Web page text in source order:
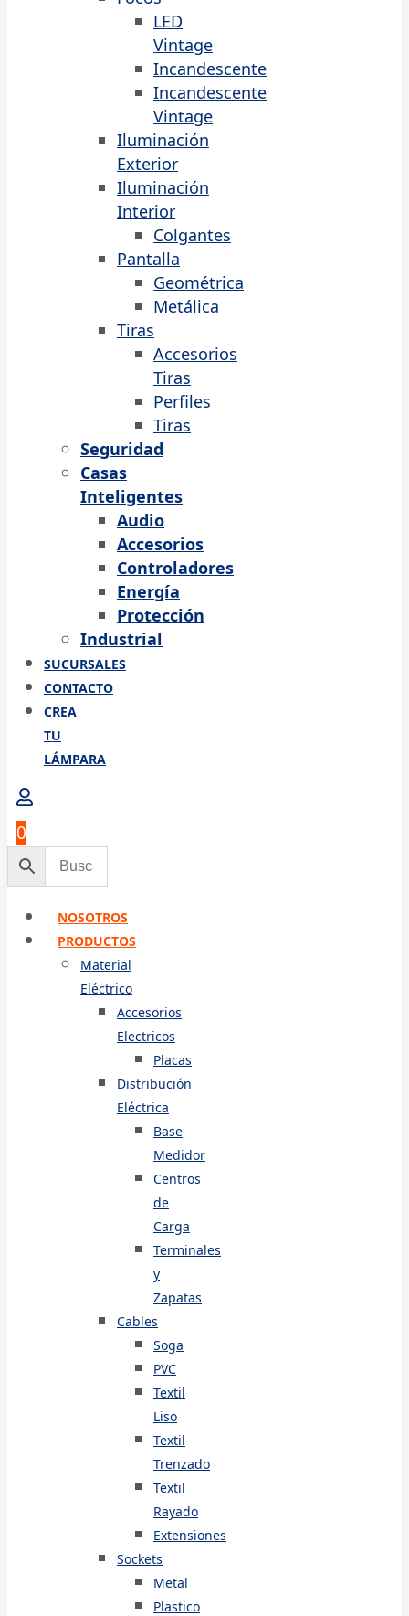
LED
Vintage
Incandescente
Incandescente
Vintage
Iluminación
Exterior
Iluminación
Interior
Colgantes
Pantalla
Geométrica
Metálica
Tiras
Accesorios
Tiras
Perfiles
Tiras
Seguridad
Casas
Inteligentes
Audio
Accesorios
Controladores
Energía
Protección
Industrial
SUCURSALES
CONTACTO
CREA
TU
LÁMPARA
0
NOSOTROS
PRODUCTOS
Material
Eléctrico
Accesorios
Electricos
Placas
Distribución
Eléctrica
Base
Medidor
Centros
de
Carga
Terminales
y
Zapatas
Cables
Soga
PVC
Textil
Liso
Textil
Trenzado
Textil
Rayado
Extensiones
Sockets
Metal
Plastico